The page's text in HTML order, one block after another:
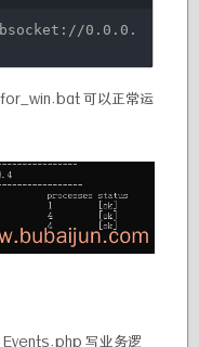
0.0.0.
可以正常运
Events.php 写业务逻